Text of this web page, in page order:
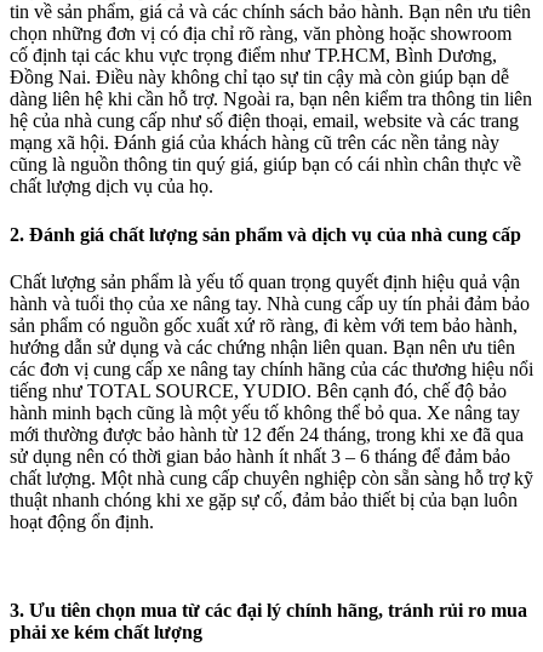
tin về sản phẩm, giá cả và các chính sách bảo hành. Bạn nên ưu tiên
chọn những đơn vị có địa chỉ rõ ràng, văn phòng hoặc showroom
cố định tại các khu vực trọng điểm như TP.HCM, Bình Dương,
Đồng Nai. Điều này không chỉ tạo sự tin cậy mà còn giúp bạn dễ
dàng liên hệ khi cần hỗ trợ. Ngoài ra, bạn nên kiểm tra thông tin liên
hệ của nhà cung cấp như số điện thoại, email, website và các trang
mạng xã hội. Đánh giá của khách hàng cũ trên các nền tảng này
cũng là nguồn thông tin quý giá, giúp bạn có cái nhìn chân thực về
chất lượng dịch vụ của họ.
2. Đánh giá chất lượng sản phẩm và dịch vụ của nhà cung cấp
Chất lượng sản phẩm là yếu tố quan trọng quyết định hiệu quả vận
hành và tuổi thọ của xe nâng tay. Nhà cung cấp uy tín phải đảm bảo
sản phẩm có nguồn gốc xuất xứ rõ ràng, đi kèm với tem bảo hành,
hướng dẫn sử dụng và các chứng nhận liên quan. Bạn nên ưu tiên
các đơn vị cung cấp xe nâng tay chính hãng của các thương hiệu nổi
tiếng như TOTAL SOURCE, YUDIO. Bên cạnh đó, chế độ bảo
hành minh bạch cũng là một yếu tố không thể bỏ qua. Xe nâng tay
mới thường được bảo hành từ 12 đến 24 tháng, trong khi xe đã qua
sử dụng nên có thời gian bảo hành ít nhất 3 – 6 tháng để đảm bảo
chất lượng. Một nhà cung cấp chuyên nghiệp còn sẵn sàng hỗ trợ kỹ
thuật nhanh chóng khi xe gặp sự cố, đảm bảo thiết bị của bạn luôn
hoạt động ổn định.
3. Ưu tiên chọn mua từ các đại lý chính hãng, tránh rủi ro mua
phải xe kém chất lượng